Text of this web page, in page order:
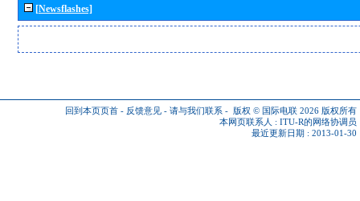
[Newsflashes]
回到本页页首 - 反馈意见 - 请与我们联系 - 版权 © 国际电联 2026 版权所有
本网页联系人 : ITU-R的网络协调员
最近更新日期 : 2013-01-30